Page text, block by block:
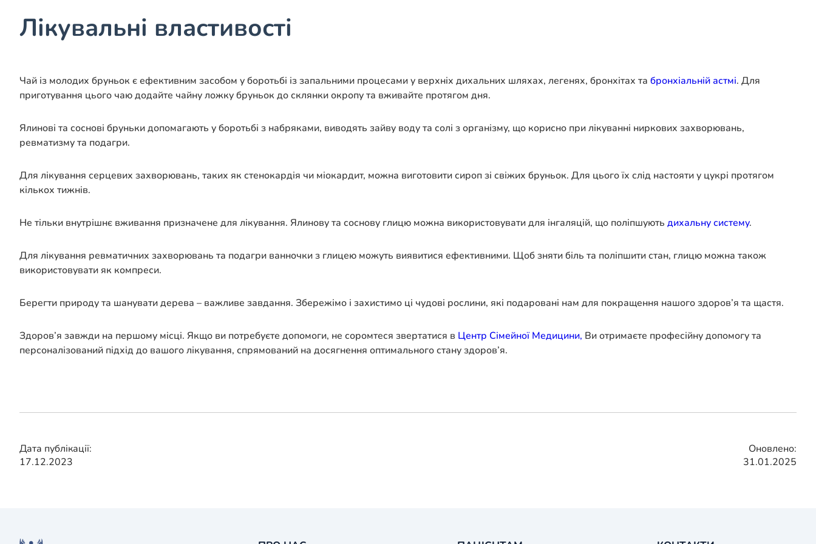
Лікувальні властивості
Чай із молодих бруньок є ефективним засобом у боротьбі із запальними процесами у верхніх дихальних шляхах, легенях, бронхітах та бронхіальній астмі. Для
приготування цього чаю додайте чайну ложку бруньок до склянки окропу та вживайте протягом дня.
Ялинові та соснові бруньки допомагають у боротьбі з набряками, виводять зайву воду та солі з організму, що корисно при лікуванні ниркових захворювань,
ревматизму та подагри.
Для лікування серцевих захворювань, таких як стенокардія чи міокардит, можна виготовити сироп зі свіжих бруньок. Для цього їх слід настояти у цукрі протягом
кількох тижнів.
Не тільки внутрішнє вживання призначене для лікування. Ялинову та соснову глицю можна використовувати для інгаляцій, що поліпшують дихальну систему.
Для лікування ревматичних захворювань та подагри ванночки з глицею можуть виявитися ефективними. Щоб зняти біль та поліпшити стан, глицю можна також
використовувати як компреси.
Берегти природу та шанувати дерева – важливе завдання. Збережімо і захистимо ці чудові рослини, які подаровані нам для покращення нашого здоров’я та щастя.
Здоров’я завжди на першому місці. Якщо ви потребуєте допомоги, не соромтеся звертатися в Центр Сімейної Медицини, Ви отримаєте професійну допомогу та
персоналізований підхід до вашого лікування, спрямований на досягнення оптимального стану здоров’я.
Дата публікації:
17.12.2023
Оновлено:
31.01.2025